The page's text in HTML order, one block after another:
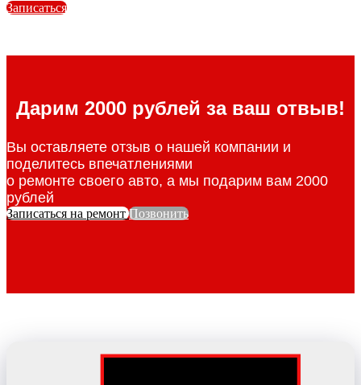
Записаться
Дарим 2000 рублей за ваш отвыв!
Вы оставляете отзыв о нашей компании и
поделитесь впечатлениями
о ремонте своего авто, а мы подарим вам 2000
рублей
Записаться на ремонт Позвонить